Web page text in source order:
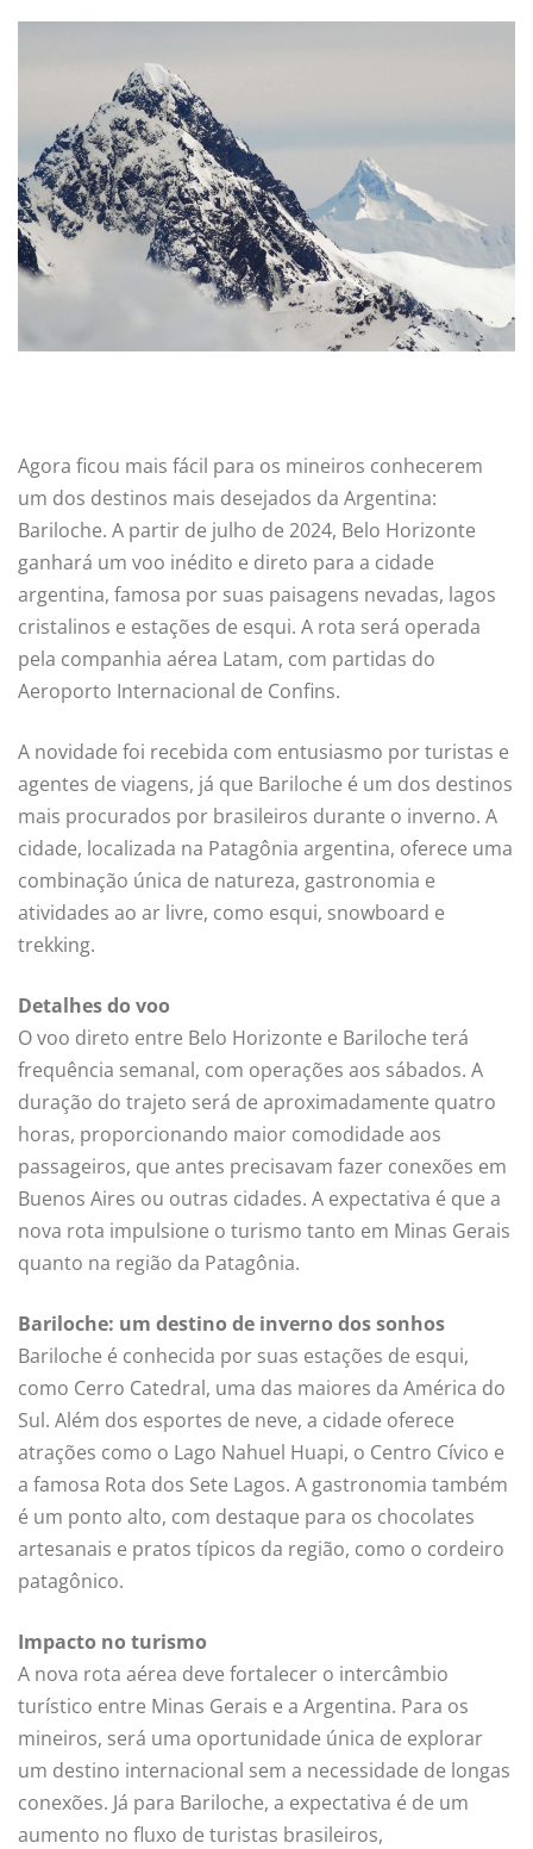
Agora ficou mais fácil para os mineiros conhecerem
um dos destinos mais desejados da Argentina:
Bariloche. A partir de julho de 2024, Belo Horizonte
ganhará um voo inédito e direto para a cidade
argentina, famosa por suas paisagens nevadas, lagos
cristalinos e estações de esqui. A rota será operada
pela companhia aérea Latam, com partidas do
Aeroporto Internacional de Confins.
A novidade foi recebida com entusiasmo por turistas e
agentes de viagens, já que Bariloche é um dos destinos
mais procurados por brasileiros durante o inverno. A
cidade, localizada na Patagônia argentina, oferece uma
combinação única de natureza, gastronomia e
atividades ao ar livre, como esqui, snowboard e
trekking.
Detalhes do voo
O voo direto entre Belo Horizonte e Bariloche terá
frequência semanal, com operações aos sábados. A
duração do trajeto será de aproximadamente quatro
horas, proporcionando maior comodidade aos
passageiros, que antes precisavam fazer conexões em
Buenos Aires ou outras cidades. A expectativa é que a
nova rota impulsione o turismo tanto em Minas Gerais
quanto na região da Patagônia.
Bariloche: um destino de inverno dos sonhos
Bariloche é conhecida por suas estações de esqui,
como Cerro Catedral, uma das maiores da América do
Sul. Além dos esportes de neve, a cidade oferece
atrações como o Lago Nahuel Huapi, o Centro Cívico e
a famosa Rota dos Sete Lagos. A gastronomia também
é um ponto alto, com destaque para os chocolates
artesanais e pratos típicos da região, como o cordeiro
patagônico.
Impacto no turismo
A nova rota aérea deve fortalecer o intercâmbio
turístico entre Minas Gerais e a Argentina. Para os
mineiros, será uma oportunidade única de explorar
um destino internacional sem a necessidade de longas
conexões. Já para Bariloche, a expectativa é de um
aumento no fluxo de turistas brasileiros,